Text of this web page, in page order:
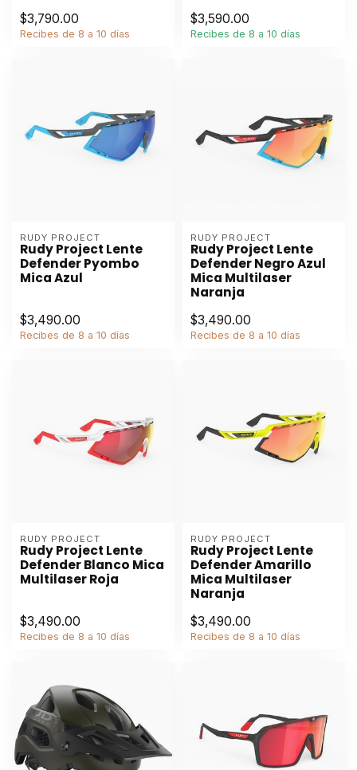
$3,790.00
Recibes de 8 a 10 días
$3,590.00
Recibes de 8 a 10 días
RUDY PROJECT
Rudy Project Lente
Defender Pyombo
Mica Azul
$3,490.00
Recibes de 8 a 10 días
RUDY PROJECT
Rudy Project Lente
Defender Negro Azul
Mica Multilaser
Naranja
$3,490.00
Recibes de 8 a 10 días
RUDY PROJECT
Rudy Project Lente
Defender Blanco Mica
Multilaser Roja
$3,490.00
Recibes de 8 a 10 días
RUDY PROJECT
Rudy Project Lente
Defender Amarillo
Mica Multilaser
Naranja
$3,490.00
Recibes de 8 a 10 días